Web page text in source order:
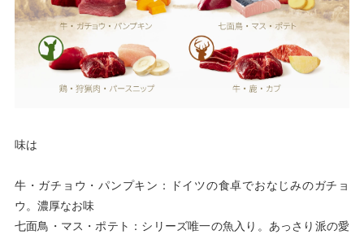
味は
牛・ガチョウ・パンプキン：ドイツの食卓でおなじみのガチョ
ウ。濃厚なお味
七面鳥・マス・ポテト：シリーズ唯一の魚入り。あっさり派の愛